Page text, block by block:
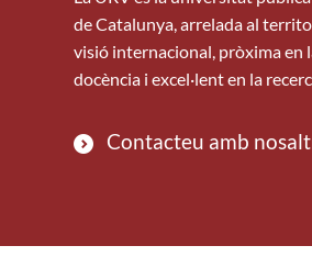
de Catalunya, arrelada al
visió internacional, pròxima en
docència i excel·lent en la
Contacteu amb